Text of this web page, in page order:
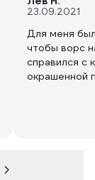
23.09.2021
Для меня
чтобы ворс на валике не линял. Этот
справился с
окрашенной